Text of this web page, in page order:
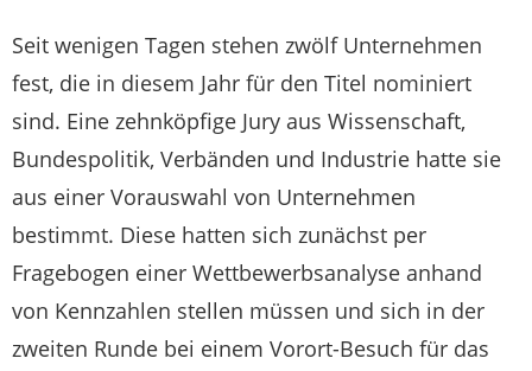
Seit wenigen Tagen stehen zwölf Unternehmen
fest, die in diesem Jahr für den Titel nominiert
sind. Eine zehnköpfige Jury aus Wissenschaft,
Bundespolitik, Verbänden und Industrie hatte sie
aus einer Vorauswahl von Unternehmen
bestimmt. Diese hatten sich zunächst per
Fragebogen einer Wettbewerbsanalyse anhand
von Kennzahlen stellen müssen und sich in der
zweiten Runde bei einem Vorort-Besuch für das